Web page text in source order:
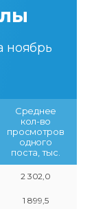
ноябрь
Среднее
кол-во
просмотров
одного
поста, тыс.
2 302,0
1 899,5